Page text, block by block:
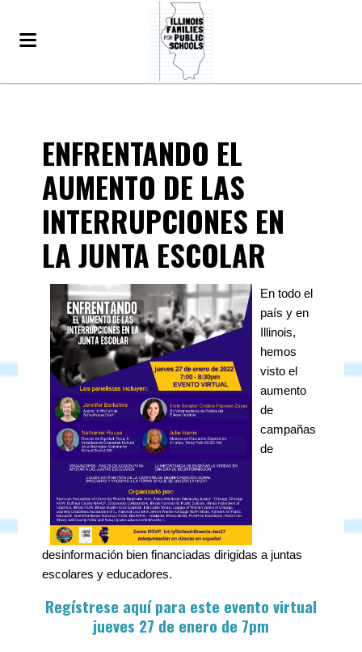
ENFRENTANDO EL
AUMENTO DE LAS
INTERRUPCIONES EN
LA JUNTA ESCOLAR
En todo el
país y en
Illinois,
hemos
visto el
aumento
de
campañas
de
desinformación bien financiadas dirigidas a juntas
escolares y educadores.
Regístrese aquí para este evento virtual
jueves 27 de enero de 7pm